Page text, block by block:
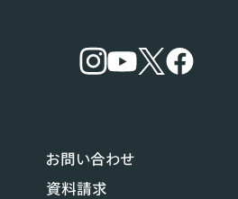
お問い合わせ
資料請求